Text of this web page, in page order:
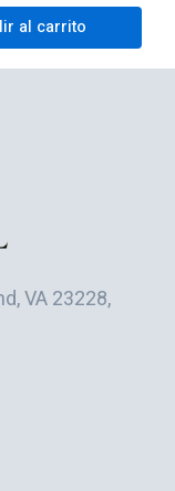
al carrito
VA 23228,